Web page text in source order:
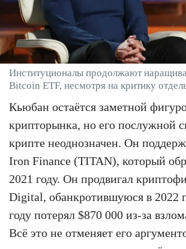
Институционалы продолжают
Bitcoin ETF, несмотря на критику
Кьюбан остаётся заметной
крипторынка, но его послужной
крипте неоднозначен. Он
Iron Finance (TITAN), который
2021 году. Он продвигал
Digital, обанкротившуюся в 2022
году потерял $870 000 из-за
Всё это не отменяет его